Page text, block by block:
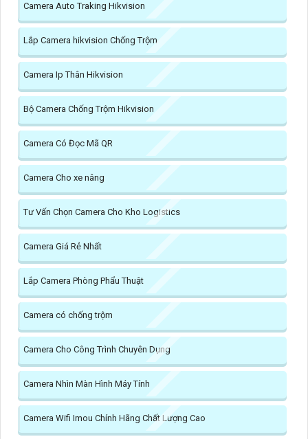
Camera Auto Traking Hikvision
Lắp Camera hikvision Chống Trộm
Camera Ip Thân Hikvision
Bộ Camera Chống Trộm Hikvision
Camera Có Đọc Mã QR
Camera Cho xe nâng
Tư Vấn Chọn Camera Cho Kho Logistics
Camera Giá Rẻ Nhất
Lắp Camera Phòng Phẩu Thuật
Camera có chống trộm
Camera Cho Công Trình Chuyên Dụng
Camera Nhìn Màn Hình Máy Tính
Camera Wifi Imou Chính Hãng Chất Lượng Cao